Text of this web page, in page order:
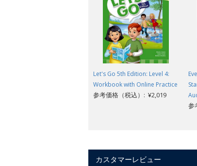
Let's Go 5th Edition: Level 4:
Workbook with Online Practice
参考価格（税込）: ¥2,019
参
カスタマーレビュー